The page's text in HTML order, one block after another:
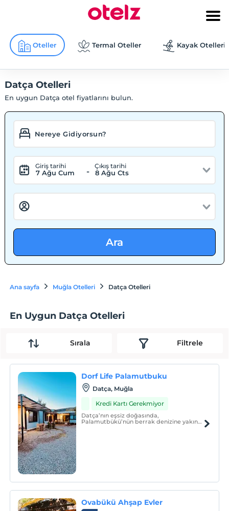
Oteller Termal Oteller Kayak Otelleri
Datça Otelleri
En uygun Datça otel fiyatlarını bulun.
Giriş tarihi
7 Ağu Cum -
Çıkış tarihi
8 Ağu Cts
Ara
Ana sayfa Muğla Otelleri Datça Otelleri
En Uygun Datça Otelleri
Sırala Filtrele
Dorf Life Palamutbuku
Datça, Muğla
Kredi Kartı Gerekmiyor
Datça’nın eşsiz doğasında,
Palamutbükü’nün berrak denizine yakın
Ovabükü Ahşap Evler